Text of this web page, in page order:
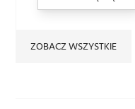
ZOBACZ WSZYSTKIE